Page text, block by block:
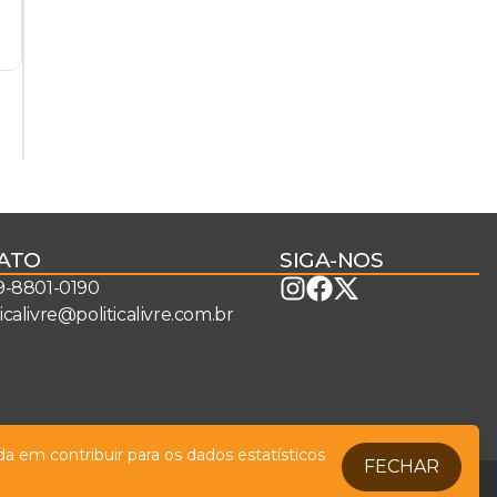
8801-0190
SIGA-NOS
em contribuir para os dados estatísticos
FECHAR